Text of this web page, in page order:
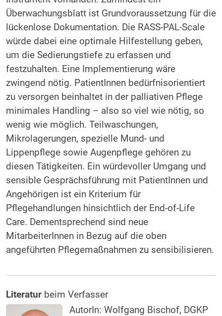
Überwachungsblatt ist Grundvoraussetzung für die
lückenlose Dokumentation. Die RASS-PAL-Scale
würde dabei eine optimale Hilfestellung geben,
um die Sedierungs­tiefe zu erfassen und
festzuhalten. Eine Implementierung wäre
zwingend nötig. PatientInnen bedürfnisorientiert
zu ­versorgen beinhaltet in der palliativen Pflege
minimales Handling – also so viel wie nötig, so
wenig wie möglich. Teilwaschungen,
Mikrolagerungen, spezielle Mund- und
Lippenpflege sowie Augenpflege gehören zu
diesen Tätigkeiten. Ein würdevoller Umgang und
sensible Gesprächsführung mit PatientInnen und
Angehörigen ist ein Kriterium für
Pflegehandlungen hinsichtlich der End-of-Life
Care. Dementsprechend sind neue
MitarbeiterInnen in Bezug auf die oben
angeführten Pflegemaßnahmen zu sensibilisieren.
Literaturbeim Verfasser
AutorIn:Wolfgang Bischof, DGKP